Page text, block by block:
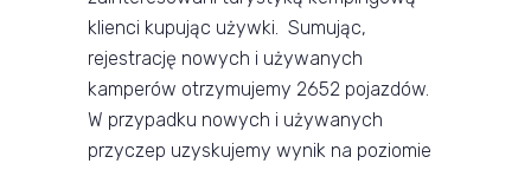
klienci kupując używki. Sumując,
rejestrację nowych i używanych
kamperów otrzymujemy 2652 pojazdów.
W przypadku nowych i używanych
przyczep uzyskujemy wynik na poziomie